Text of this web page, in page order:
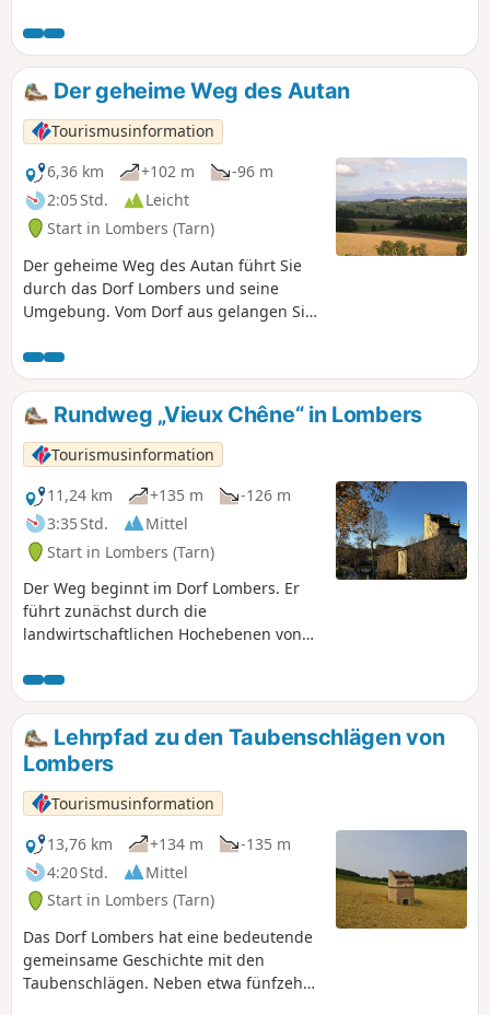
Stausee Retenue de Razisse und seinem Damm vorbei. Eine
wilde, ruhige Strecke voller schöner Energien.
Der geheime Weg des Autan
Tourismusinformation
6,36 km
+102 m
-96 m
2:05 Std.
Leicht
Start in Lombers (Tarn)
Der geheime Weg des Autan führt Sie
durch das Dorf Lombers und seine
Umgebung. Vom Dorf aus gelangen Sie
Menschenrechte”, der von Albi nach
Castres führt, bevor Sie in Richtung
Réalmont wieder hinaufsteigen.
Anschließend nehmen Sie einen von
Maulbeerbäumen gesäumten Weg mit
Panoramablick bis zur Montagne Noire.
Weg von gemeinschaftlichem Interesse,
angelegt vom Fremdenverkehrsamt
Centre Tarn. Siehe § Praktische
Informationen.
Rundweg „Vieux Chêne“ in Lombers
Tourismusinformation
11,24 km
+135 m
-126 m
3:35 Std.
Mittel
Start in Lombers (Tarn)
Der Weg beginnt im Dorf Lombers. Er
führt zunächst durch die
landwirtschaftlichen Hochebenen von
private Museum von Michel Lucien, dem
Spezialisten für Taubenschläge,
befindet. Weiter geht es auf schmaleren
Wegen durch den Wald, bevor Sie auf
den Radweg „Voie Verte Albi-Castres“
stoßen, der am Bach Ruisseau de
l'Assou entlangführt, den Sie
überqueren müssen. Wanderweg von
gemeinschaftlichem Interesse, angelegt
vom Fremdenverkehrsamt Centre Tarn.
Siehe Abschnitt „Praktische
Informationen“
Lehrpfad zu den Taubenschlägen von
Lombers
Tourismusinformation
13,76 km
+134 m
-135 m
4:20 Std.
Mittel
Start in Lombers (Tarn)
Das Dorf Lombers hat eine bedeutende
gemeinsame Geschichte mit den
Taubenschlägen. Neben etwa fünfzehn